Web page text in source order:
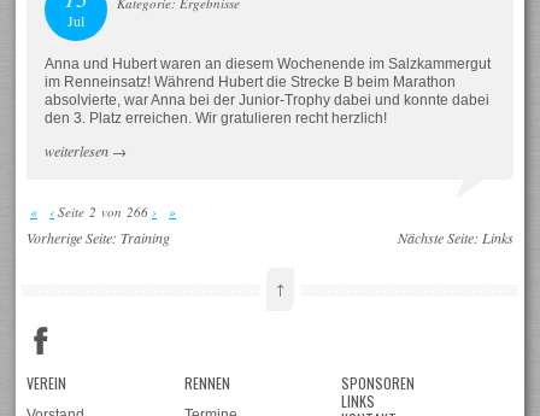
Jul
Anna und Hubert waren an diesem Wochenende im Salzkammergut
im Renneinsatz! Während Hubert die Strecke B beim Marathon
absolvierte, war Anna bei der Junior-Trophy dabei und konnte dabei
den 3. Platz erreichen. Wir gratulieren recht herzlich!
weiterlesen →
« ‹ Seite 2 von 266 › »
Vorherige Seite:Training Nächste Seite: Links
↑
VEREIN RENNEN
SPONSOREN
LINKS